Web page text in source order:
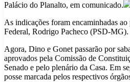
Palácio do Planalto, em comunicado.
As indicações foram encaminhadas ao
Federal, Rodrigo Pacheco (PSD-MG).
Agora, Dino e Gonet passarão por
aprovados pela Comissão de
Senado e pelo plenário da Casa. Em
posse marcada pelos respectivos